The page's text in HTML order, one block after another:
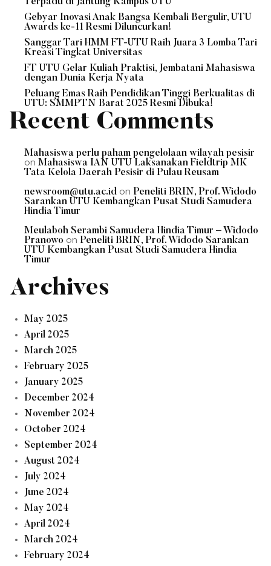
Gebyar Inovasi Anak Bangsa Kembali Bergulir, UTU
Awards ke-11 Resmi Diluncurkan!
Sanggar Tari HMM FT-UTU Raih Juara 3 Lomba Tari
Kreasi Tingkat Universitas
FT UTU Gelar Kuliah Praktisi, Jembatani Mahasiswa
dengan Dunia Kerja Nyata
Peluang Emas Raih Pendidikan Tinggi Berkualitas di
UTU: SMMPTN Barat 2025 Resmi Dibuka!
Recent Comments
Mahasiswa perlu paham pengelolaan wilayah pesisir
on Mahasiswa IAN UTU Laksanakan Fieldtrip MK
Tata Kelola Daerah Pesisir di Pulau Reusam
newsroom@utu.ac.id on Peneliti BRIN, Prof. Widodo
Sarankan UTU Kembangkan Pusat Studi Samudera
Hindia Timur
Meulaboh Serambi Samudera Hindia Timur – Widodo
Pranowo on Peneliti BRIN, Prof. Widodo Sarankan
UTU Kembangkan Pusat Studi Samudera Hindia
Timur
Archives
May 2025
April 2025
March 2025
February 2025
January 2025
December 2024
November 2024
October 2024
September 2024
August 2024
July 2024
June 2024
May 2024
April 2024
March 2024
February 2024